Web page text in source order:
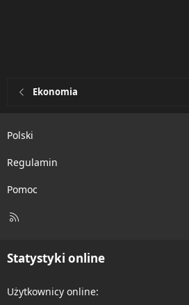
Ekonomia
Polski
Regulamin
Pomoc
R
Statystyki online
Użytkownicy online